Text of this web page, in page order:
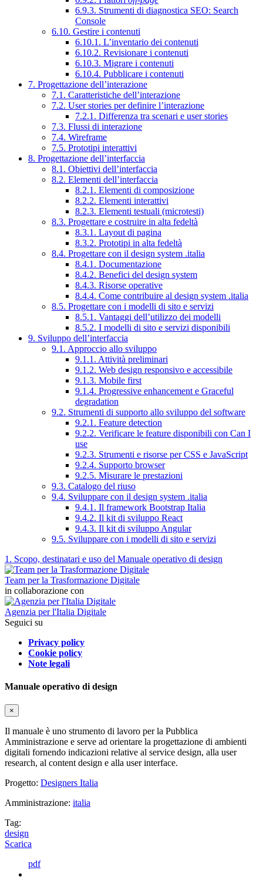
6.9.3. Strumenti di diagnostica SEO: Search
Console
6.10. Gestire i contenuti
6.10.1. L’inventario dei contenuti
6.10.2. Revisionare i contenuti
6.10.3. Migrare i contenuti
6.10.4. Pubblicare i contenuti
7. Progettazione dell’interazione
7.1. Caratteristiche dell’interazione
7.2. User stories per definire l’interazione
7.2.1. Differenza tra scenari e user stories
7.3. Flussi di interazione
7.4. Wireframe
7.5. Prototipi interattivi
8. Progettazione dell’interfaccia
8.1. Obiettivi dell’interfaccia
8.2. Elementi dell’interfaccia
8.2.1. Elementi di composizione
8.2.2. Elementi interattivi
8.2.3. Elementi testuali (microtesti)
8.3. Progettare e costruire in alta fedeltà
8.3.1. Layout di pagina
8.3.2. Prototipi in alta fedeltà
8.4. Progettare con il design system .italia
8.4.1. Documentazione
8.4.2. Benefici del design system
8.4.3. Risorse operative
8.4.4. Come contribuire al design system .italia
8.5. Progettare con i modelli di sito e servizi
8.5.1. Vantaggi dell’utilizzo dei modelli
8.5.2. I modelli di sito e servizi disponibili
9. Sviluppo dell’interfaccia
9.1. Approccio allo sviluppo
9.1.1. Attività preliminari
9.1.2. Web design responsivo e accessibile
9.1.3. Mobile first
9.1.4. Progressive enhancement e Graceful
degradation
9.2. Strumenti di supporto allo sviluppo del software
9.2.1. Feature detection
9.2.2. Verificare le feature disponibili con Can I
use
9.2.3. Strumenti e risorse per CSS e JavaScript
9.2.4. Supporto browser
9.2.5. Misurare le prestazioni
9.3. Catalogo del riuso
9.4. Sviluppare con il design system .italia
9.4.1. Il framework Bootstrap Italia
9.4.2. Il kit di sviluppo React
9.4.3. Il kit di sviluppo Angular
9.5. Sviluppare con i modelli di sito e servizi
1. Scopo, destinatari e uso del Manuale operativo di design
Team per la Trasformazione Digitale
in collaborazione con
Agenzia per l'Italia Digitale
Seguici su
Privacy policy
Cookie policy
Note legali
Manuale operativo di design
×
Il manuale è uno strumento di lavoro per la Pubblica
Amministrazione e serve ad orientare la progettazione di ambienti
digitali fornendo indicazioni relative al service design, alla user
research, al content design e alla user interface.
Progetto: Designers Italia
Amministrazione: italia
Tag:
design
Scarica
pdf